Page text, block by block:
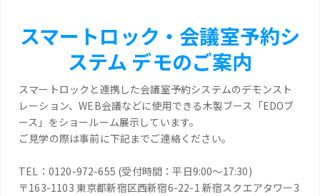
スマートロック・会議室予約シ
ステム デモのご案内
スマートロックと連携した会議室予約システムのデモンスト
レーション、WEB会議などに使用できる木製ブース「EDOブ
ース」をショールーム展示しています。
ご見学の際は事前に下記までご連絡ください。
TEL：0120-972-655 (受付時間：平日9:00～17:30)
〒163-1103 東京都新宿区西新宿6-22-1 新宿スクエアタワー3